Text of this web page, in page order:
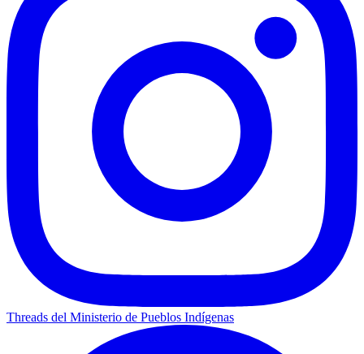
Threads del Ministerio de Pueblos Indígenas